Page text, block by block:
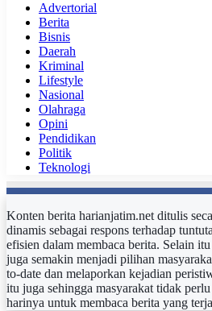
Advertorial
Berita
Bisnis
Daerah
Kriminal
Lifestyle
Nasional
Olahraga
Opini
Pendidikan
Politik
Teknologi
Konten berita harianjatim.net ditulis
dinamis sebagai respons terhadap
efisien dalam membaca berita. Selain
juga semakin menjadi pilihan
to-date dan melaporkan kejadian
itu juga sehingga masyarakat tidak
harinya untuk membaca berita yang